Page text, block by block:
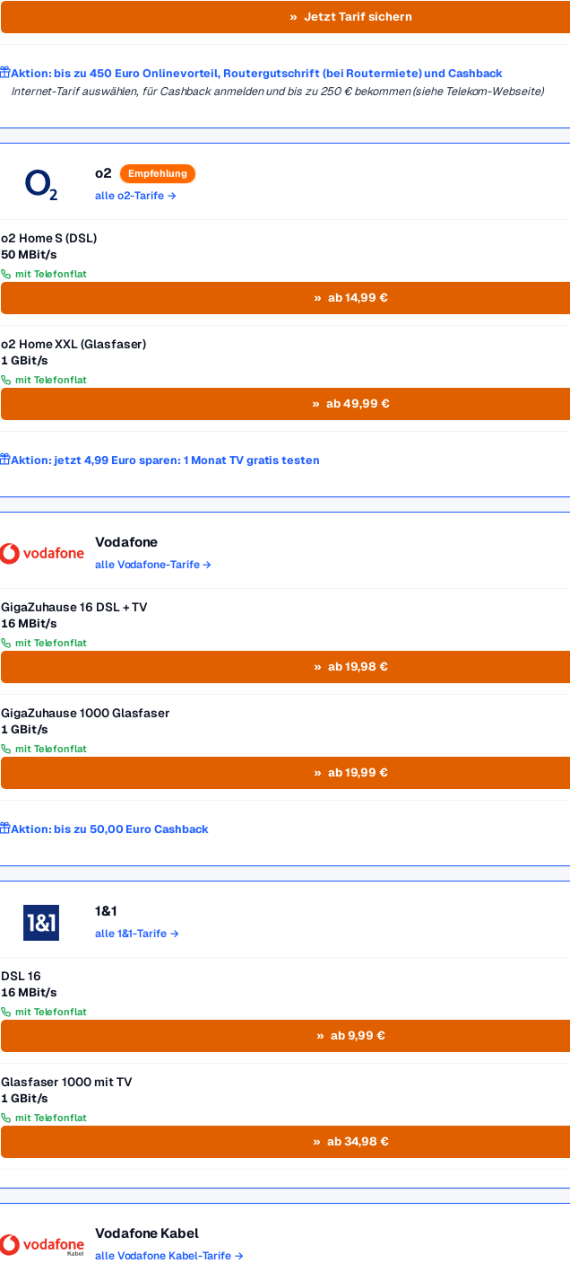
Jetzt Tarif sichern
Aktion: bis zu 450 Euro Onlinevorteil, Routergutschrift (bei Routermiete) und Cashback
Internet-Tarif auswählen, für Cashback anmelden und bis zu 250 € bekommen (siehe Telekom-Webseite)
o2 Empfehlung
alle o2-Tarife →
o2 Home S (DSL)
50 MBit/s
mit Telefonflat
ab 14,99 €
o2 Home XXL (Glasfaser)
1 GBit/s
mit Telefonflat
ab 49,99 €
Aktion: jetzt 4,99 Euro sparen: 1 Monat TV gratis testen
Vodafone
alle Vodafone-Tarife →
GigaZuhause 16 DSL + TV
16 MBit/s
mit Telefonflat
ab 19,98 €
GigaZuhause 1000 Glasfaser
1 GBit/s
mit Telefonflat
ab 19,99 €
Aktion: bis zu 50,00 Euro Cashback
1&1
alle 1&1-Tarife →
DSL 16
16 MBit/s
mit Telefonflat
ab 9,99 €
Glasfaser 1000 mit TV
1 GBit/s
mit Telefonflat
ab 34,98 €
Vodafone Kabel
alle Vodafone Kabel-Tarife →